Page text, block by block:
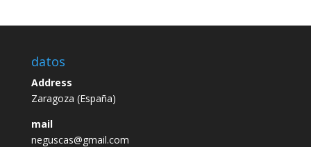
datos
Address
Zaragoza (España)
mail
neguscas@gmail.com